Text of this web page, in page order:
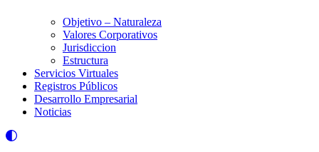
Objetivo – Naturaleza
Valores Corporativos
Jurisdiccion
Estructura
Servicios Virtuales
Registros Públicos
Desarrollo Empresarial
Noticias